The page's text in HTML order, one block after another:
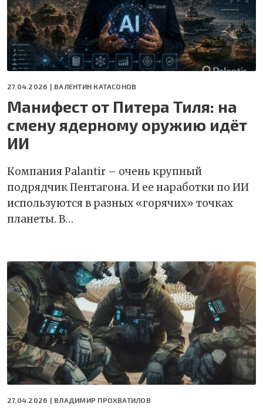
27.04.2026 | ВАЛЕНТИН КАТАСОНОВ
Манифест от Питера Тиля: на
смену ядерному оружию идёт
ИИ
Компания Palantir – очень крупный
подрядчик Пентагона. И ее наработки по ИИ
используются в разных «горячих» точках
планеты. В…
27.04.2026 | ВЛАДИМИР ПРОХВАТИЛОВ